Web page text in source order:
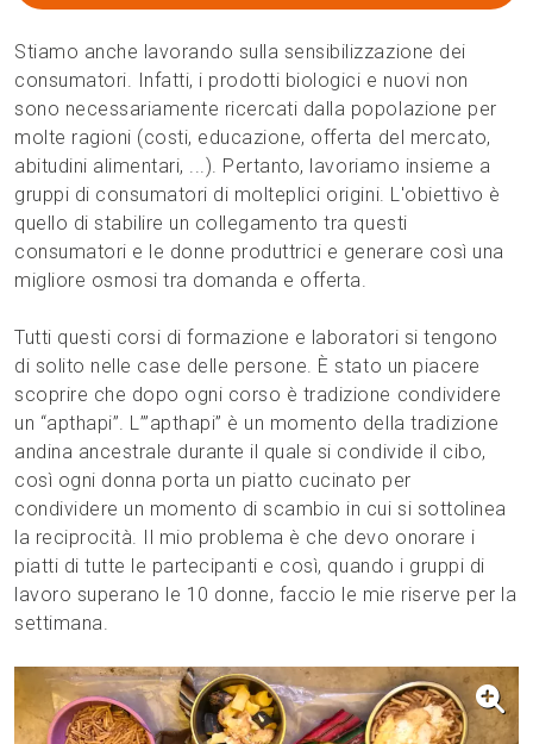
Stiamo anche lavorando sulla sensibilizzazione dei
consumatori. Infatti, i prodotti biologici e nuovi non
sono necessariamente ricercati dalla popolazione per
molte ragioni (costi, educazione, offerta del mercato,
abitudini alimentari, ...). Pertanto, lavoriamo insieme a
gruppi di consumatori di molteplici origini. L'obiettivo è
quello di stabilire un collegamento tra questi
consumatori e le donne produttrici e generare così una
migliore osmosi tra domanda e offerta.
Tutti questi corsi di formazione e laboratori si tengono
di solito nelle case delle persone. È stato un piacere
scoprire che dopo ogni corso è tradizione condividere
un “apthapi”. L’”apthapi” è un momento della tradizione
andina ancestrale durante il quale si condivide il cibo,
così ogni donna porta un piatto cucinato per
condividere un momento di scambio in cui si sottolinea
la reciprocità. Il mio problema è che devo onorare i
piatti di tutte le partecipanti e così, quando i gruppi di
lavoro superano le 10 donne, faccio le mie riserve per la
settimana.